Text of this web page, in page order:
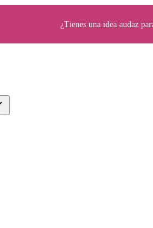
¿Tienes una idea audaz